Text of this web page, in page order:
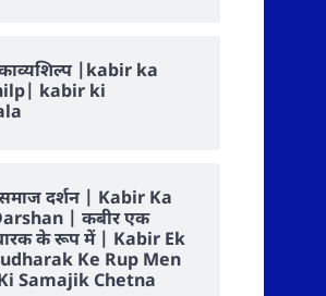
|kabir ka
kabir ki
दर्शन | Kabir Ka
| कबीर एक
के रूप में | Kabir Ek
Ke Rup Men
Samajik Chetna